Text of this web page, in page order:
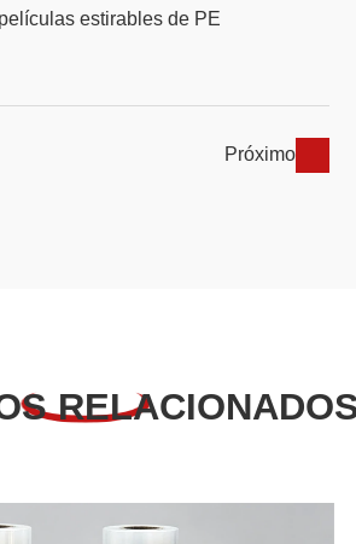
estirables de PE
Próximo